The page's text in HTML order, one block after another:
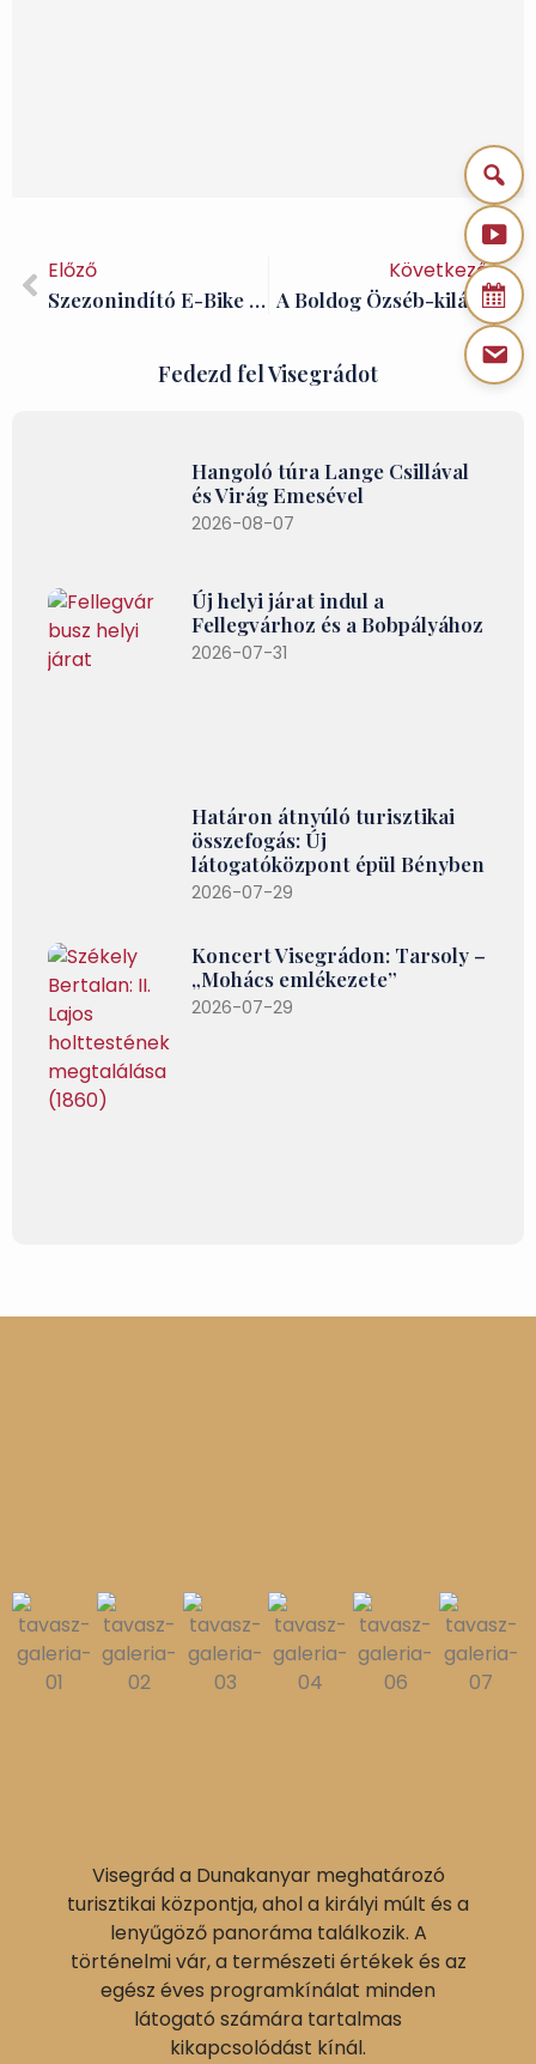
Előző
Szezonindító E-Bike túra Visegrádon
Következő
A Boldog Özséb-kilátó
Fedezd fel Visegrádot
Hangoló túra Lange Csillával
és Virág Emesével
2026-08-07
Új helyi járat indul a
Fellegvárhoz és a Bobpályához
2026-07-31
Határon átnyúló turisztikai
összefogás: Új
látogatóközpont épül Bényben
2026-07-29
Koncert Visegrádon: Tarsoly –
„Mohács emlékezete”
2026-07-29
Visegrád a Dunakanyar meghatározó
turisztikai központja, ahol a királyi múlt és a
lenyűgöző panoráma találkozik. A
történelmi vár, a természeti értékek és az
egész éves programkínálat minden
látogató számára tartalmas
kikapcsolódást kínál.